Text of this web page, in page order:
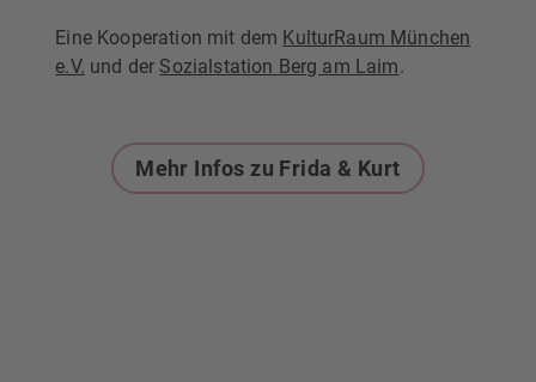
Eine Kooperation mit dem KulturRaum München
e.V. und der Sozialstation Berg am Laim.
Mehr Infos zu Frida & Kurt